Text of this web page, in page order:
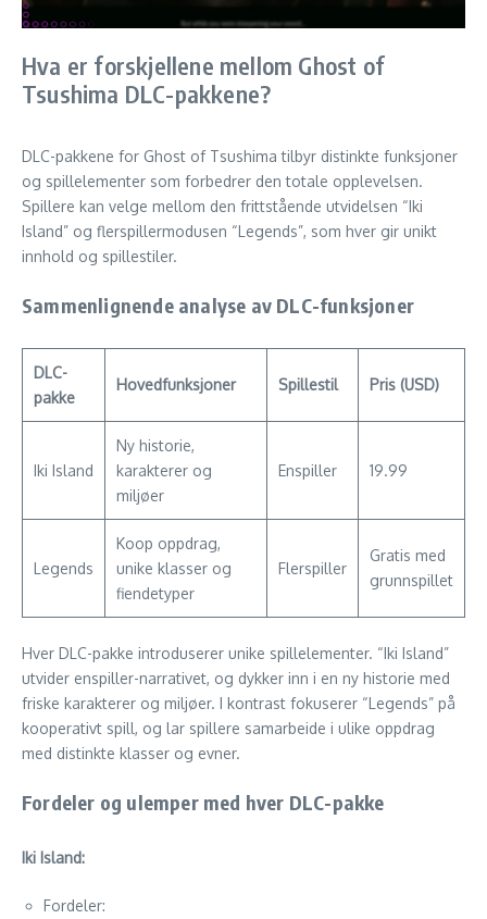
Hva er forskjellene mellom Ghost of
Tsushima DLC-pakkene?
DLC-pakkene for Ghost of Tsushima tilbyr distinkte funksjoner
og spillelementer som forbedrer den totale opplevelsen.
Spillere kan velge mellom den frittstående utvidelsen “Iki
Island” og flerspillermodusen “Legends”, som hver gir unikt
innhold og spillestiler.
Sammenlignende analyse av DLC-funksjoner
DLC-
pakke
Hovedfunksjoner Spillestil Pris (USD)
Iki Island
Ny historie,
karakterer og
miljøer
Enspiller 19.99
Legends
Koop oppdrag,
unike klasser og
fiendetyper
Flerspiller
Gratis med
grunnspillet
Hver DLC-pakke introduserer unike spillelementer. “Iki Island”
utvider enspiller-narrativet, og dykker inn i en ny historie med
friske karakterer og miljøer. I kontrast fokuserer “Legends” på
kooperativt spill, og lar spillere samarbeide i ulike oppdrag
med distinkte klasser og evner.
Fordeler og ulemper med hver DLC-pakke
Iki Island:
Fordeler: